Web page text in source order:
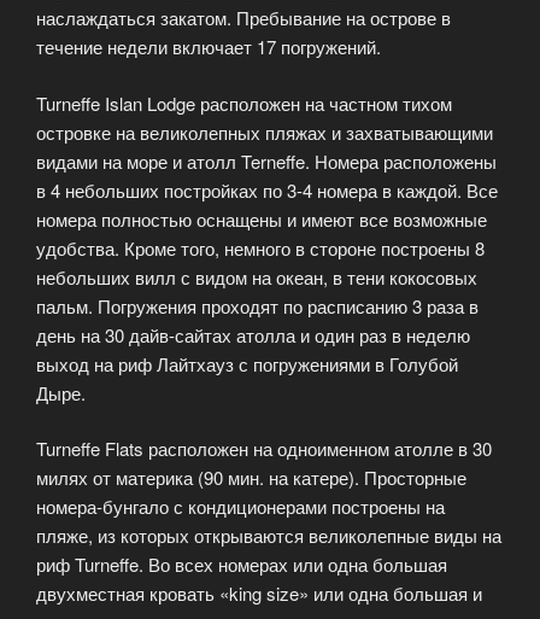
наслаждаться закатом. Пребывание на острове в
течение недели включает 17 погружений.
Turneffe Islan Lodge расположен на частном тихом
островке на великолепных пляжах и захватывающими
видами на море и атолл Terneffe. Номера расположены
в 4 небольших постройках по 3-4 номера в каждой. Все
номера полностью оснащены и имеют все возможные
удобства. Кроме того, немного в стороне построены 8
небольших вилл с видом на океан, в тени кокосовых
пальм. Погружения проходят по расписанию 3 раза в
день на 30 дайв-сайтах атолла и один раз в неделю
выход на риф Лайтхауз с погружениями в Голубой
Дыре.
Turneffe Flats расположен на одноименном атолле в 30
милях от материка (90 мин. на катере). Просторные
номера-бунгало с кондиционерами построены на
пляже, из которых открываются великолепные виды на
риф Turneffe. Во всех номерах или одна большая
двухместная кровать «king size» или одна большая и